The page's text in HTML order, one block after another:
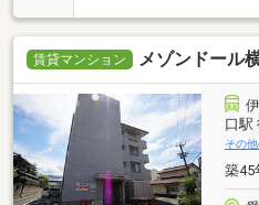
賃貸マンション メゾンドール
口駅
その
築45